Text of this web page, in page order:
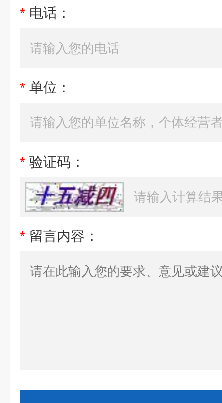
* 电话：
* 单位：
* 验证码：
* 留言内容：